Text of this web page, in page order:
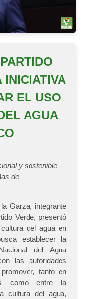
INICIATIVA
EL USO
AGUA
y sostenible
de
Garza, integrante
Verde, presentó
del agua en
establecer la
del Agua
las autoridades
tanto en
como entre la
cultura del agua,